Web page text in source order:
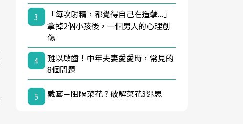
3
「每次射精，都覺得自己在造孽...」
拿掉2個小孩後，一個男人的心理創
傷
4
難以啟齒！中年夫妻愛愛時，常見的
8個問題
5 戴套＝阻隔菜花？破解菜花3迷思